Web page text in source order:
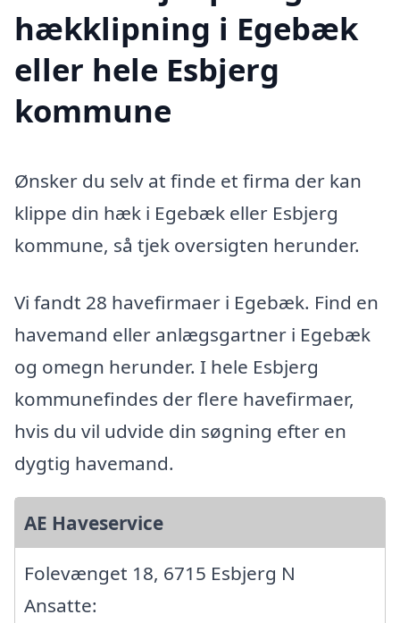
hækklipning i Egebæk
eller hele Esbjerg
kommune
Ønsker du selv at finde et firma der kan
klippe din hæk i Egebæk eller Esbjerg
kommune, så tjek oversigten herunder.
Vi fandt 28 havefirmaer i Egebæk. Find en
havemand eller anlægsgartner i Egebæk
og omegn herunder. I hele Esbjerg
kommunefindes der flere havefirmaer,
hvis du vil udvide din søgning efter en
dygtig havemand.
AE Haveservice
Folevænget 18, 6715 Esbjerg N
Ansatte: